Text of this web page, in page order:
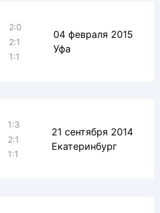
2:0
2:1
1:1
04 февраля 2015
Уфа
1:3
2:1
1:1
21 сентября 2014
Екатеринбург